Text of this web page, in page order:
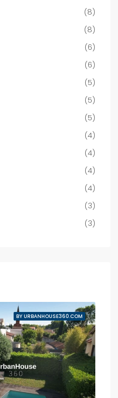
(8)
(8)
(6)
(6)
(5)
(5)
(5)
(4)
(4)
(4)
(4)
(3)
(3)
BY URBANHOUSE360.COM